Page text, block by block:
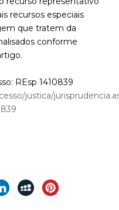
recursos especiais
que tratem da
conforme
REsp 1410839
justica/